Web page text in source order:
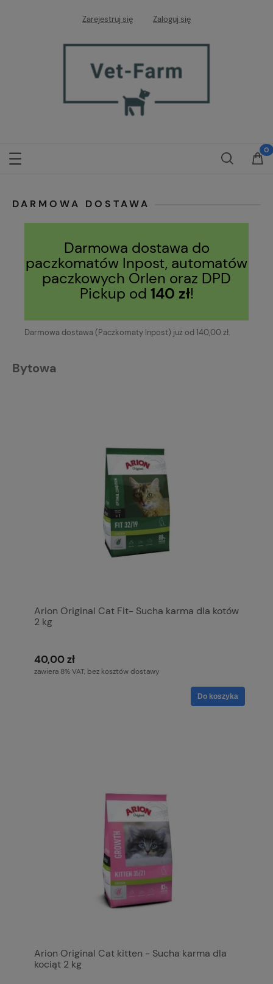
Zarejestruj się Zaloguj się
DARMOWA DOSTAWA
Darmowa dostawa do
paczkomatów Inpost, automatów
paczkowych Orlen oraz DPD
Pickup od 140 zł!
Darmowa dostawa (Paczkomaty Inpost) już od 140,00 zł.
Bytowa
Arion Original Cat Fit- Sucha karma dla kotów
2 kg
40,00 zł
zawiera 8% VAT, bez kosztów dostawy
Do koszyka
Arion Original Cat kitten - Sucha karma dla
kociąt 2 kg